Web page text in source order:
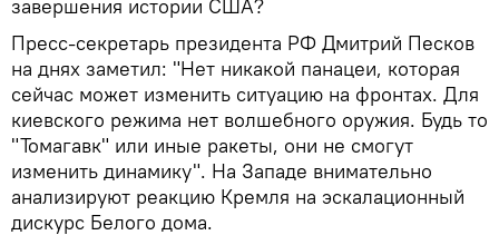
завершения истории США?
Пресс-секретарь президента РФ Дмитрий Песков
на днях заметил: "Нет никакой панацеи, которая
сейчас может изменить ситуацию на фронтах. Для
киевского режима нет волшебного оружия. Будь то
"Томагавк" или иные ракеты, они не смогут
изменить динамику". На Западе внимательно
анализируют реакцию Кремля на эскалационный
дискурс Белого дома.